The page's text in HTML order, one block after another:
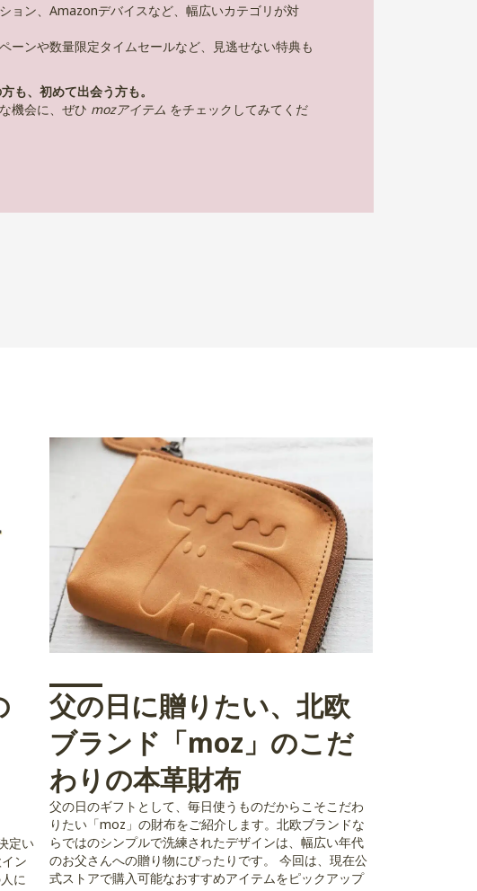
ョン、Amazonデバイスなど、幅広いカテゴリが対
ーンや数量限定タイムセールなど、見逃せない特典も
も、初めて出会う方も。
機会に、ぜひ mozアイテム をチェックしてみてくだ
定い
ン
に
父の日に贈りたい、北欧
ブランド「moz」のこだ
わりの本革財布
父の日のギフトとして、毎日使うものだからこそこだわ
りたい「moz」の財布をご紹介します。北欧ブランドな
らではのシンプルで洗練されたデザインは、幅広い年代
のお父さんへの贈り物にぴったりです。 今回は、現在公
式ストアで購入可能なおすすめアイテムをピックアップ